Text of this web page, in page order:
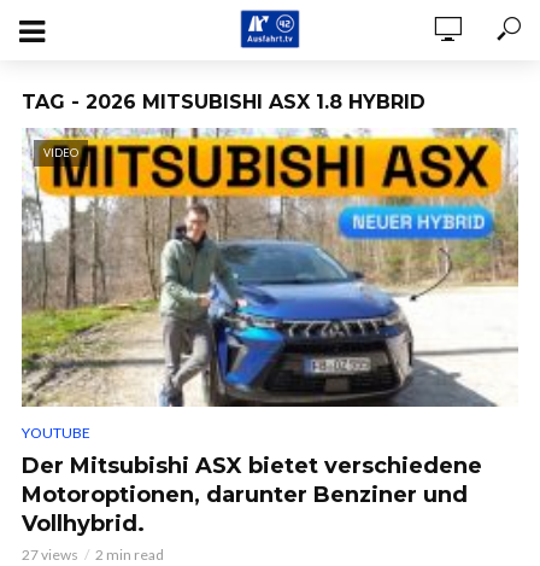
TAG - 2026 MITSUBISHI ASX 1.8 HYBRID
VIDEO
YOUTUBE
Der Mitsubishi ASX bietet verschiedene
Motoroptionen, darunter Benziner und
Vollhybrid.
27 views 2 min read